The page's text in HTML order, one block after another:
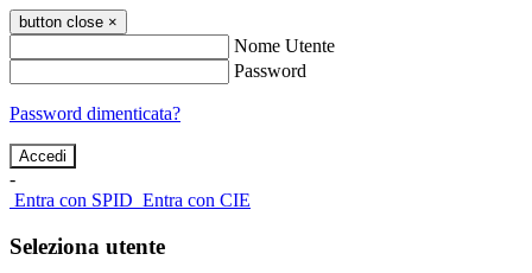
button close ×
Nome Utente
Password
Password dimenticata?
-
Entra con SPID Entra con CIE
Seleziona utente